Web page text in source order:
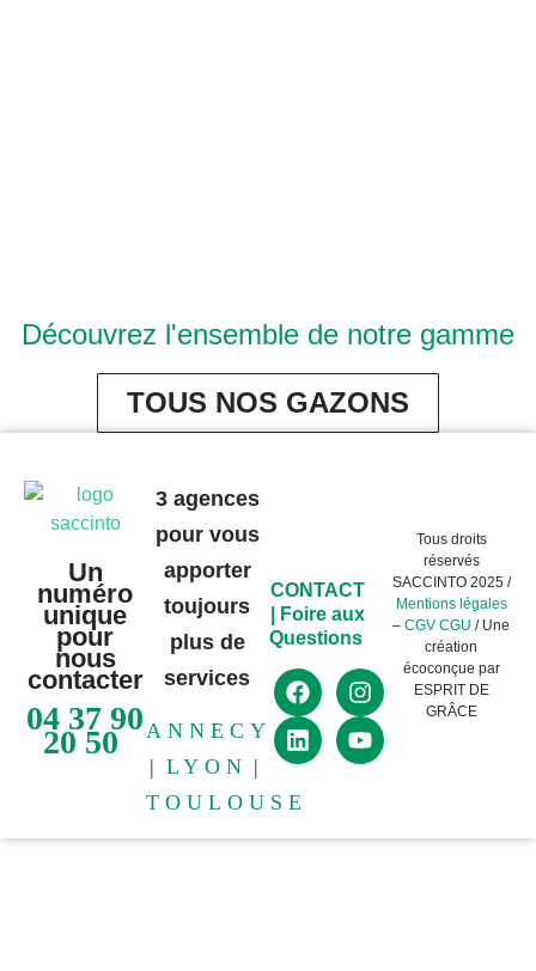
Découvrez l'ensemble de notre gamme
TOUS NOS GAZONS
3 agences
pour vous
apporter
toujours
plus de
services
ANNECY
| LYON |
TOULOUSE
Un
numéro
unique
pour
nous
contacter
04 37 90
20 50
CONTACT
Foire aux
Questions
Tous droits
réservés
SACCINTO 2025 /
Mentions légales
– CGV CGU / Une
création
écoconçue par
ESPRIT DE
GRÂCE